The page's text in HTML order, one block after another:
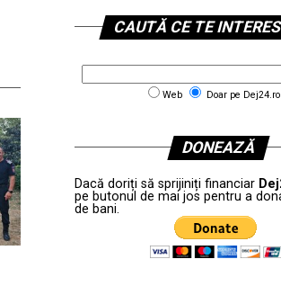
CAUTĂ CE TE
Web Doar pe Dej24.ro
DONEAZĂ
Dacă doriți să sprijiniți financiar
pe butonul de mai jos pentru a
de bani.